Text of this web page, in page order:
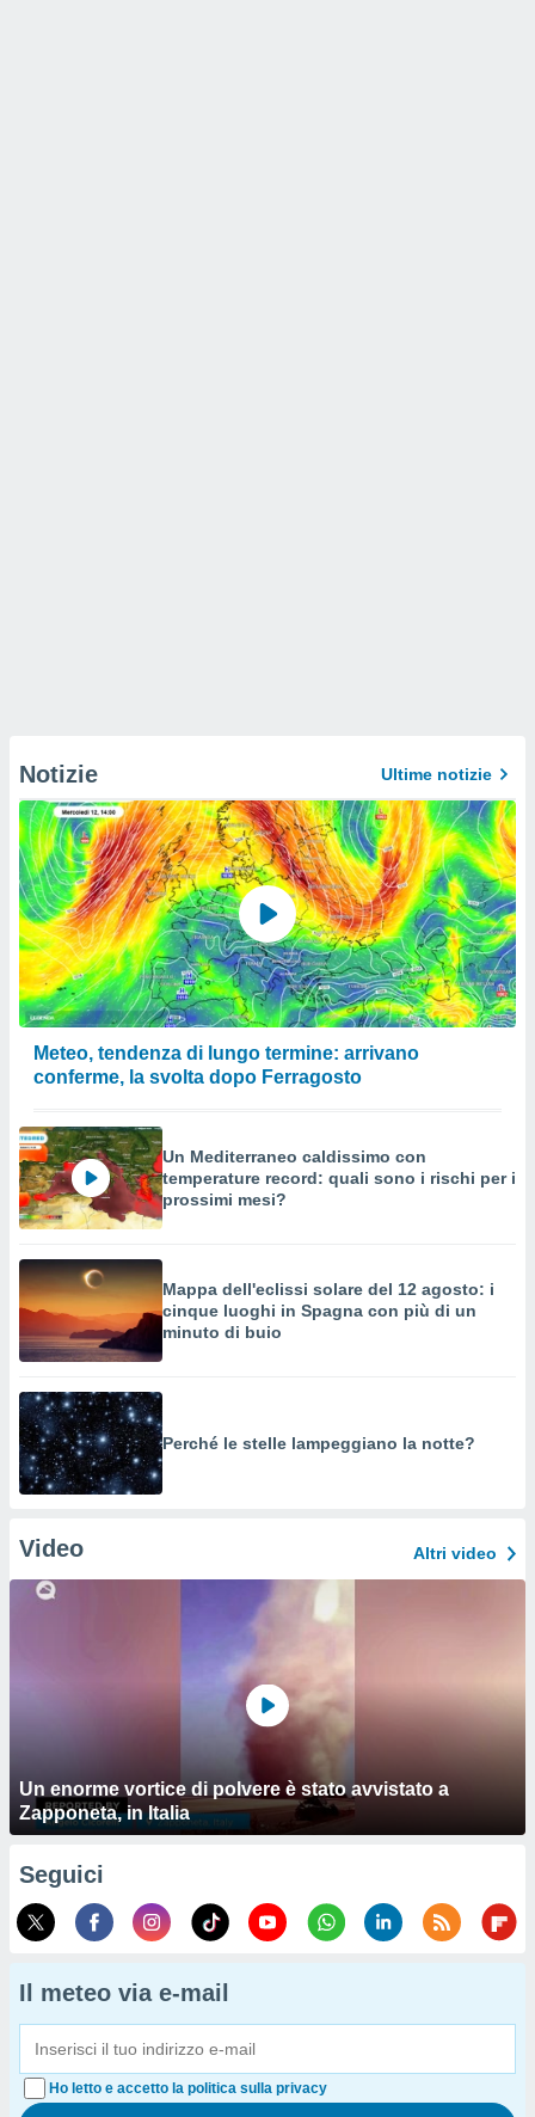
Notizie Ultime notizie
Meteo, tendenza di lungo termine: arrivano
conferme, la svolta dopo Ferragosto
Un Mediterraneo caldissimo con
temperature record: quali sono i rischi per i
prossimi mesi?
Mappa dell'eclissi solare del 12 agosto: i
cinque luoghi in Spagna con più di un
minuto di buio
Perché le stelle lampeggiano la notte?
Video Altri video
Un enorme vortice di polvere è stato avvistato a
Zapponeta, in Italia
Seguici
Il meteo via e-mail
Ho letto e accetto la politica sulla privacy